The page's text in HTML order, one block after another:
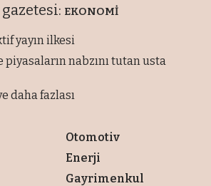
EKONOMİ
yayın ilkesi
piyasaların nabzını tutan usta
daha fazlası
Otomotiv
Enerji
Gayrimenkul